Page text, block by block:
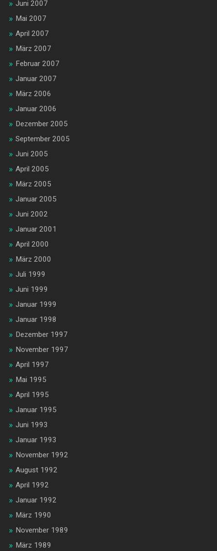
Juni 2007
Mai 2007
April 2007
März 2007
Februar 2007
Januar 2007
März 2006
Januar 2006
Dezember 2005
September 2005
Juni 2005
April 2005
März 2005
Januar 2005
Juni 2002
Januar 2001
April 2000
März 2000
Juli 1999
Juni 1999
Januar 1999
Januar 1998
Dezember 1997
November 1997
April 1997
Mai 1995
April 1995
Januar 1995
Juni 1993
Januar 1993
November 1992
August 1992
April 1992
Januar 1992
März 1990
November 1989
März 1989